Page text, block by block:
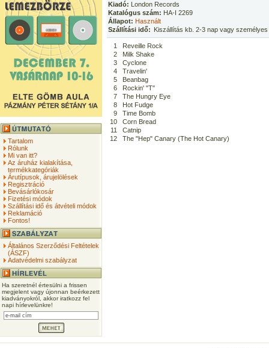
Tartalom
Rólunk
Mi van itt?
Az áruház kialakítása,
termékkategóriák
Árutípusok, árujelölések
Regisztráció
Bevásárlókosár
Fizetési módok
Szállítási idő és átvételi módok
Reklamáció
Fontos!
Általános Szerződési Feltételek
(ÁSZF)
Adatvédelmi szabályzat
Ha szeretnél értesülni a frissen
megjelent vagy újonnan beérkezett
kiadványokról, akkor iratkozz fel
napi hírlevelünkre!
Kiadó: London Records
Katalógus szám: HA-I 2269
Állapot: Használt
Szállítási idő: Kiszállítás kb. 2-3 nap vagy
1
Reveille Rock
2
Milk Shake
3
Cyclone
4
Travelin'
5
Beanbag
6
Rockin' "T"
7
The Hungry Eye
8
Hot Fudge
9
Time Bomb
10
Corn Bread
11
Catnip
12
The "Hep" Canary (The Hot Canary)